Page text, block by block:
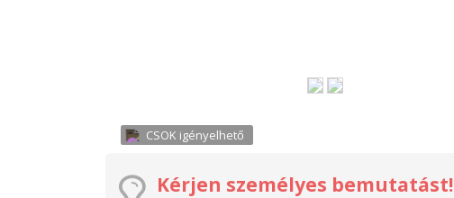
CSOK igényelhető
Kérjen személyes bemutatást!